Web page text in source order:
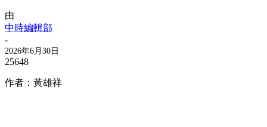
由
中時編輯部
-
2026年6月30日
25648
作者：黃雄祥